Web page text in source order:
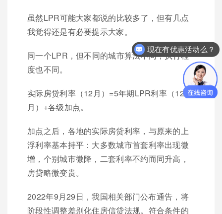
虽然LPR可能大家都说的比较多了，但有几点
我觉得还是有必要提示大家。
同一个LPR，但不同的城市算法不同，执行程
度也不同。
实际房贷利率（12月）=5年期LPR利率（12
月）+各级加点。
加点之后，各地的实际房贷利率，与原来的上
浮利率基本持平：大多数城市首套利率出现微
增，个别城市微降，二套利率不约而同升高，
房贷略微变贵。
2022年9月29日，我国相关部门公布通告，将
阶段性调整差别化住房信贷法规。符合条件的
现在有优惠活动么？